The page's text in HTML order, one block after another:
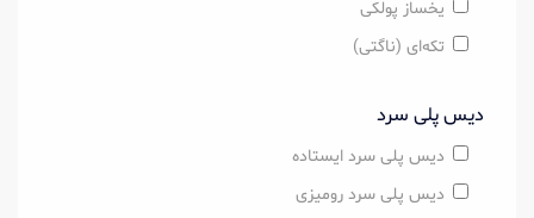
یخساز پولکی
تکه‌ای (ناگتی)
دیس پلی سرد
دیس پلی سرد ایستاده
دیس پلی سرد رومیزی